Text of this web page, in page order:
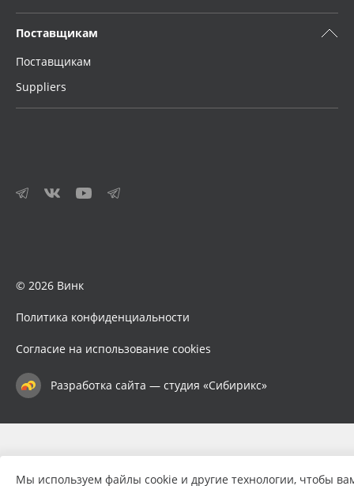
Поставщикам
Поставщикам
Suppliers
© 2026 Винк
Политика конфиденциальности
Согласие на использование cookies
Разработка сайта — студия «Сибирикс»
Мы используем файлы cookie и другие технологии, чтобы